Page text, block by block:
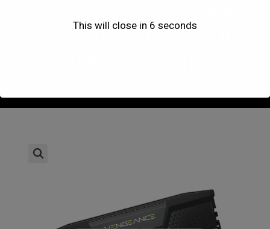
32GB(2X16GB) DDR5
This will close in 6 seconds